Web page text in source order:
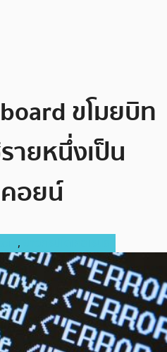
ขโมยบิท
ายหนึ่งเป็น
อยน์
,